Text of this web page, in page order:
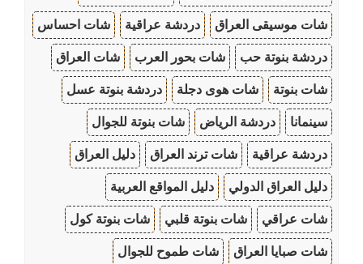
شات موسيقى العراق دردشة عراقية شات احساس
دردشة بنوتة حب شات بحور العرب شات العراق
شات بنوتة شات هوى دجلة دردشة بنوتة عسل
سينمانا دردشة الرياض شات بنوتة للجوال
دردشة عراقية شات ترند العراق دليل العراق
دليل العراق الدولي دليل المواقع العربية
شات عراقي شات بنوتة قلبي شات بنوتة كول
شات صبايا العراق شات طموح للجوال